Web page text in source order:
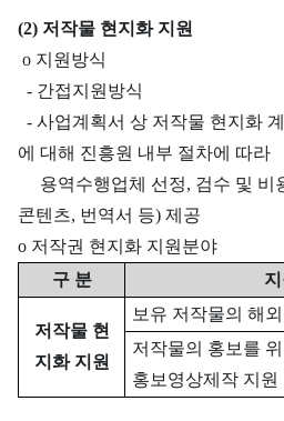
(2) 저작물 현지화 지원
o 지원방식
- 간접지원방식
- 사업계획서 상 저작물 현지화
에 대해 진흥원 내부 절차에 따라
용역수행업체 선정, 검수 및 비
콘텐츠, 번역서 등) 제공
o 저작권 현지화 지원분야
구 분
저작물 현
지화 지원
보유 저작물의 해
저작물의 홍보를
홍보영상제작 지원